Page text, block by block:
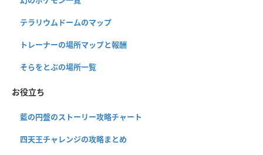
テラリウムドームのマップ
トレーナーの場所マップと報酬
そらをとぶの場所一覧
お役立ち
藍の円盤のストーリー攻略チャート
四天王チャレンジの攻略まとめ